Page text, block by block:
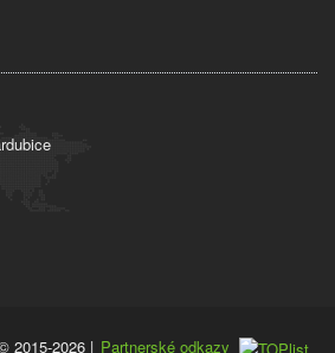
2015-2026 | Partnerské odkazy